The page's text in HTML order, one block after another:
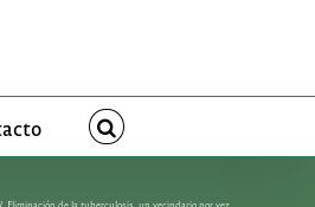
Eliminación de la tuberculosis, un vecindario por vez